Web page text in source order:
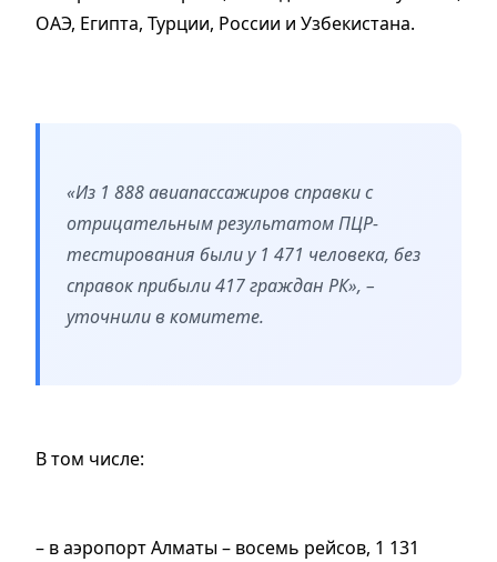
ОАЭ, Египта, Турции, России и Узбекистана.
«Из 1 888 авиапассажиров справки с
отрицательным результатом ПЦР-
тестирования были у 1 471 человека, без
справок прибыли 417 граждан РК», –
уточнили в комитете.
В том числе:
– в аэропорт Алматы – восемь рейсов, 1 131